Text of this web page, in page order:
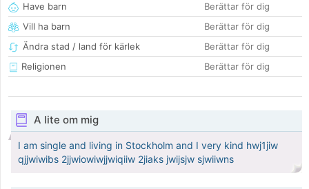
Have barn
Berättar för dig
Vill ha barn
Berättar för dig
Ändra stad / land för kärlek
Berättar för dig
Religionen
Berättar för dig
A lite om mig
I am single and living in Stockholm and I very kind hwj1jiw
qjjwiwibs 2jjwiowiwjjwiqiiw 2jiaks jwijsjw sjwiiwns